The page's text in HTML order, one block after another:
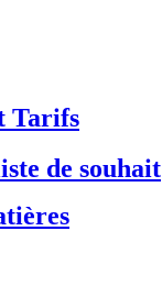
Tarifs
de souhait